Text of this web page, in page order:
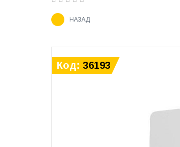
НАЗАД
Код: 36193